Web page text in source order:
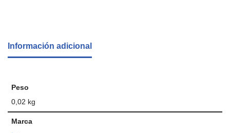
Información adicional
Peso
0,02 kg
Marca